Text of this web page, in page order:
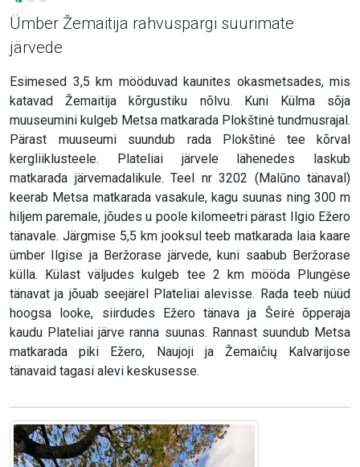
Ümber Žemaitija rahvuspargi suurimate
järvede
Esimesed 3,5 km mööduvad kaunites okasmetsades, mis
katavad Žemaitija kõrgustiku nõlvu. Kuni Külma sõja
muuseumini kulgeb Metsa matkarada Plokštinė tundmusrajal.
Pärast muuseumi suundub rada Plokštinė tee kõrval
kergliiklusteele. Plateliai järvele lähenedes laskub
matkarada järvemadalikule. Teel nr 3202 (Malūno tänaval)
keerab Metsa matkarada vasakule, kagu suunas ning 300 m
hiljem paremale, jõudes u poole kilomeetri pärast Ilgio Ežero
tänavale. Järgmise 5,5 km jooksul teeb matkarada laia kaare
ümber Ilgise ja Beržorase järvede, kuni saabub Beržorase
külla. Külast väljudes kulgeb tee 2 km mööda Plungėse
tänavat ja jõuab seejärel Plateliai alevisse. Rada teeb nüüd
hoogsa looke, siirdudes Ežero tänava ja Šeirė õpperaja
kaudu Plateliai järve ranna suunas. Rannast suundub Metsa
matkarada piki Ežero, Naujoji ja Žemaičių Kalvarijose
tänavaid tagasi alevi keskusesse.